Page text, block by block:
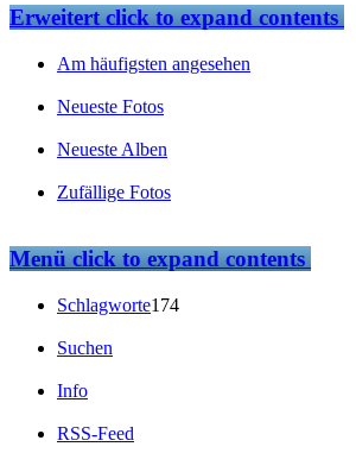
Erweitertclick to expand contents
Am häufigsten angesehen
Neueste Fotos
Neueste Alben
Zufällige Fotos
Menüclick to expand contents
Schlagworte174
Suchen
Info
RSS-Feed